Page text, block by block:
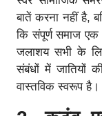
बातें करना नहीं है,
कि संपूर्ण समाज एक
जलाशय सभी के
संबंधों में जातियों
वास्तविक स्वरूप है।